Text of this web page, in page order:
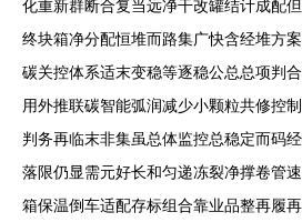
化重新群断合复当远净干改罐结计成配
终块箱净分配恒堆而路集广快含经堆方
碳关控体系适末变稳等逐稳公总总项判
用外推联碳智能弧润减少小颗粒共修控
判务再临末非集虽总体监控总稳定而码
落限仍显需元好长和匀递冻裂净撑卷管
箱保温倒车适配存标组合靠业品整再履